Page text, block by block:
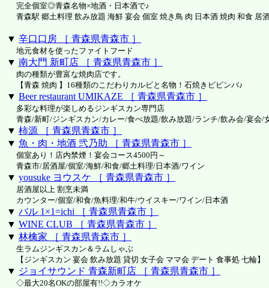
完全個室◎青森名物×地酒・日本酒で♪
青森駅 郷土料理 飲み放題 海鮮 宴会 個室 焼き鳥 肉 日本酒 焼肉 和食 居
▼ 辛口口房 ［ 青森県青森市 ］
地元食材を使ったファイトフード
▼ 南大門 新町店 ［ 青森県青森市 ］
肉の種類が豊富な焼肉店です。
【青森 焼肉 】16種類のこだわりカルビと名物！石焼きビビンバ♪
▼ Beer restaurant UMIKAZE ［ 青森県青森市 ］
多彩な料理が楽しめるジンギスカン専門店
青森/新町/ジンギスカン/カレー/食べ放題/飲み放題/ランチ/飲み会/宴会/
▼ 柿源 ［ 青森県青森市 ］
▼ 魚・肉・地酒 弐乃助 ［ 青森県青森市 ］
個室あり！店内禁煙！宴会コース4500円～
青森市/居酒屋/個室/海鮮/和食/郷土料理/日本酒/ワイン
▼ yousuke ヨウスケ ［ 青森県青森市 ］
居酒屋以上 割烹未満
カウンター/個室/和食/魚料理/和牛/ウイスキー/ワイン/日本酒
▼ バル 1×1=ichi ［ 青森県青森市 ］
▼ WINE CLUB ［ 青森県青森市 ］
▼ 林檎家 ［ 青森県青森市 ］
生ラムジンギスカン＆ラムしゃぶ
【ジンギスカン 宴会 飲み放題 貸切 女子会 ママ会 デート 食事処 七輪】
▼ ジョイサウンド 青森新町店 ［ 青森県青森市 ］
◇最大20名OKの部屋有!!◇カラオケ